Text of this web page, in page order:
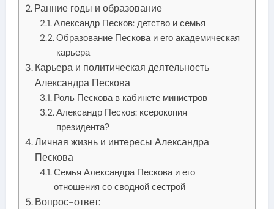
Ранние годы и образование
Александр Песков: детство и семья
Образование Пескова и его академическая
карьера
Карьера и политическая деятельность
Александра Пескова
Роль Пескова в кабинете министров
Александр Песков: ксерокопия
президента?
Личная жизнь и интересы Александра
Пескова
Семья Александра Пескова и его
отношения со сводной сестрой
Вопрос-ответ: